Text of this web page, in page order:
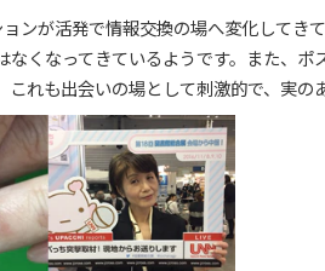
ンが活発で情報交換の場へ変化してき
くなってきているようです。また、ポ
れも出会いの場として刺激的で、実の